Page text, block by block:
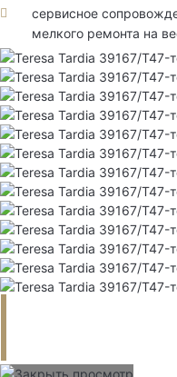
сервисное
мелкого ремонта на